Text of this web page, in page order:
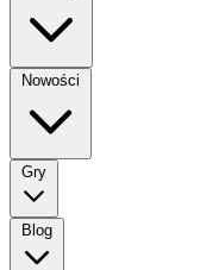
Nowości
Gry
Blog